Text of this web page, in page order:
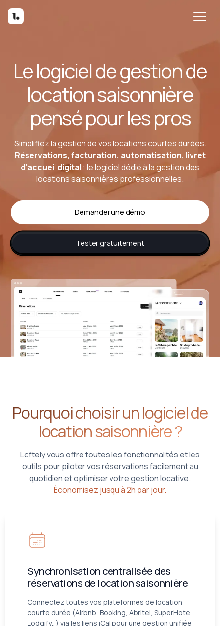
Le logiciel de gestion de
location saisonnière
pensé pour les pros
Simplifiez la gestion de vos locations courtes durées.
Réservations, facturation, automatisation, livret
d'accueil digital : le logiciel dédié à la gestion des
locations saisonnières professionnelles.
Demander une démo
Tester gratuitement
Pourquoi choisir un logiciel de
location saisonnière ?
Loftely vous offre toutes les fonctionnalités et les
outils pour piloter vos réservations facilement au
quotidien et optimiser votre gestion locative.
Économisez jusqu’à 2h par jour.
Synchronisation centralisée des
réservations de location saisonnière
Connectez toutes vos plateformes de location
courte durée (Airbnb, Booking, Abritel, SuperHote,
Lodgify…) via les liens iCal pour une gestion unifiée